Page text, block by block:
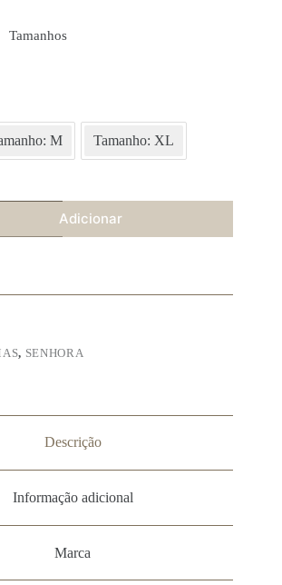
Tamanhos
M Tamanho: XL
Adicionar
, SENHORA
Descrição
Informação adicional
Marca